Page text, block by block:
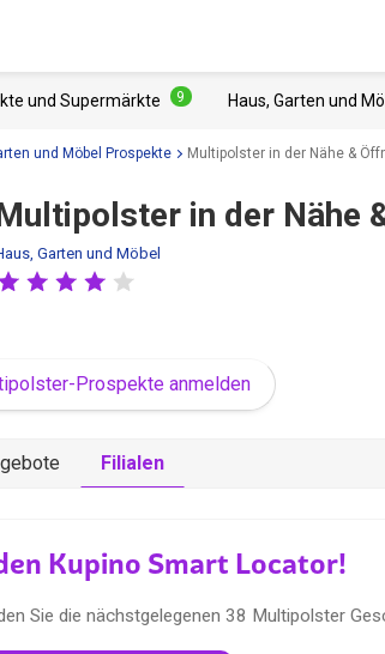
und Supermärkte 9 Haus, Garten und
und Möbel Prospekte Multipolster in der Nähe &
in der Nähe
Garten und Möbel
Prospekte anmelden
Filialen
Kupino Smart Locator!
Sie die nächstgelegenen 38 Multipolster